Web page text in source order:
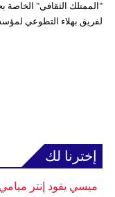
"الممتلك الثقافي" الخاصة
لفريق بهلاء التطوعي
إخترنا لك
ميسي يقود إنتر